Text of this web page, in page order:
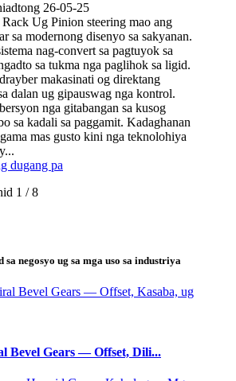
26-05-25
Ug Pinion steering mao ang
sa modernong disenyo sa sakyanan.
nag-convert sa pagtuyok sa
sa tukma nga paglihok sa ligid.
makasinati og direktang
dalan ug gipauswag nga kontrol.
nga gitabangan sa kusog
sa kadali sa paggamit. Kadaghanan
mas gusto kini nga teknolohiya
dugang pa
1 / 8
sa negosyo ug sa mga uso sa industriya
Bevel Gears — Offset, Dili...